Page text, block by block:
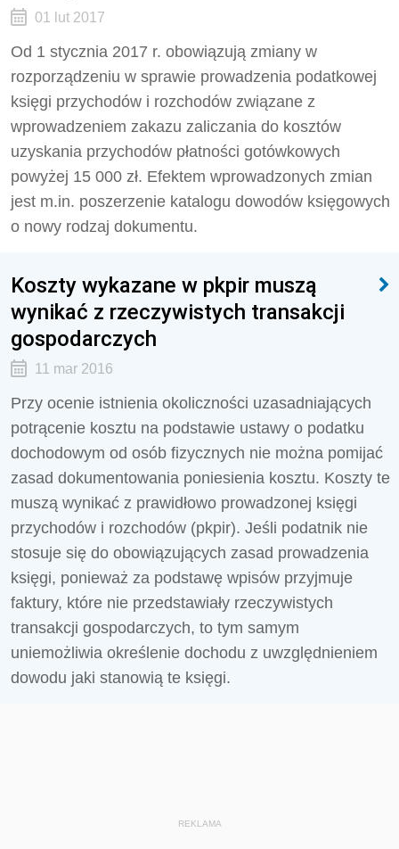
01 lut 2017
Od 1 stycznia 2017 r. obowiązują zmiany w
rozporządzeniu w sprawie prowadzenia podatkowej
księgi przychodów i rozchodów związane z
wprowadzeniem zakazu zaliczania do kosztów
uzyskania przychodów płatności gotówkowych
powyżej 15 000 zł. Efektem wprowadzonych zmian
jest m.in. poszerzenie katalogu dowodów księgowych
o nowy rodzaj dokumentu.
Koszty wykazane w pkpir muszą
wynikać z rzeczywistych transakcji
gospodarczych
11 mar 2016
Przy ocenie istnienia okoliczności uzasadniających
potrącenie kosztu na podstawie ustawy o podatku
dochodowym od osób fizycznych nie można pomijać
zasad dokumentowania poniesienia kosztu. Koszty te
muszą wynikać z prawidłowo prowadzonej księgi
przychodów i rozchodów (pkpir). Jeśli podatnik nie
stosuje się do obowiązujących zasad prowadzenia
księgi, ponieważ za podstawę wpisów przyjmuje
faktury, które nie przedstawiały rzeczywistych
transakcji gospodarczych, to tym samym
uniemożliwia określenie dochodu z uwzględnieniem
dowodu jaki stanowią te księgi.
REKLAMA